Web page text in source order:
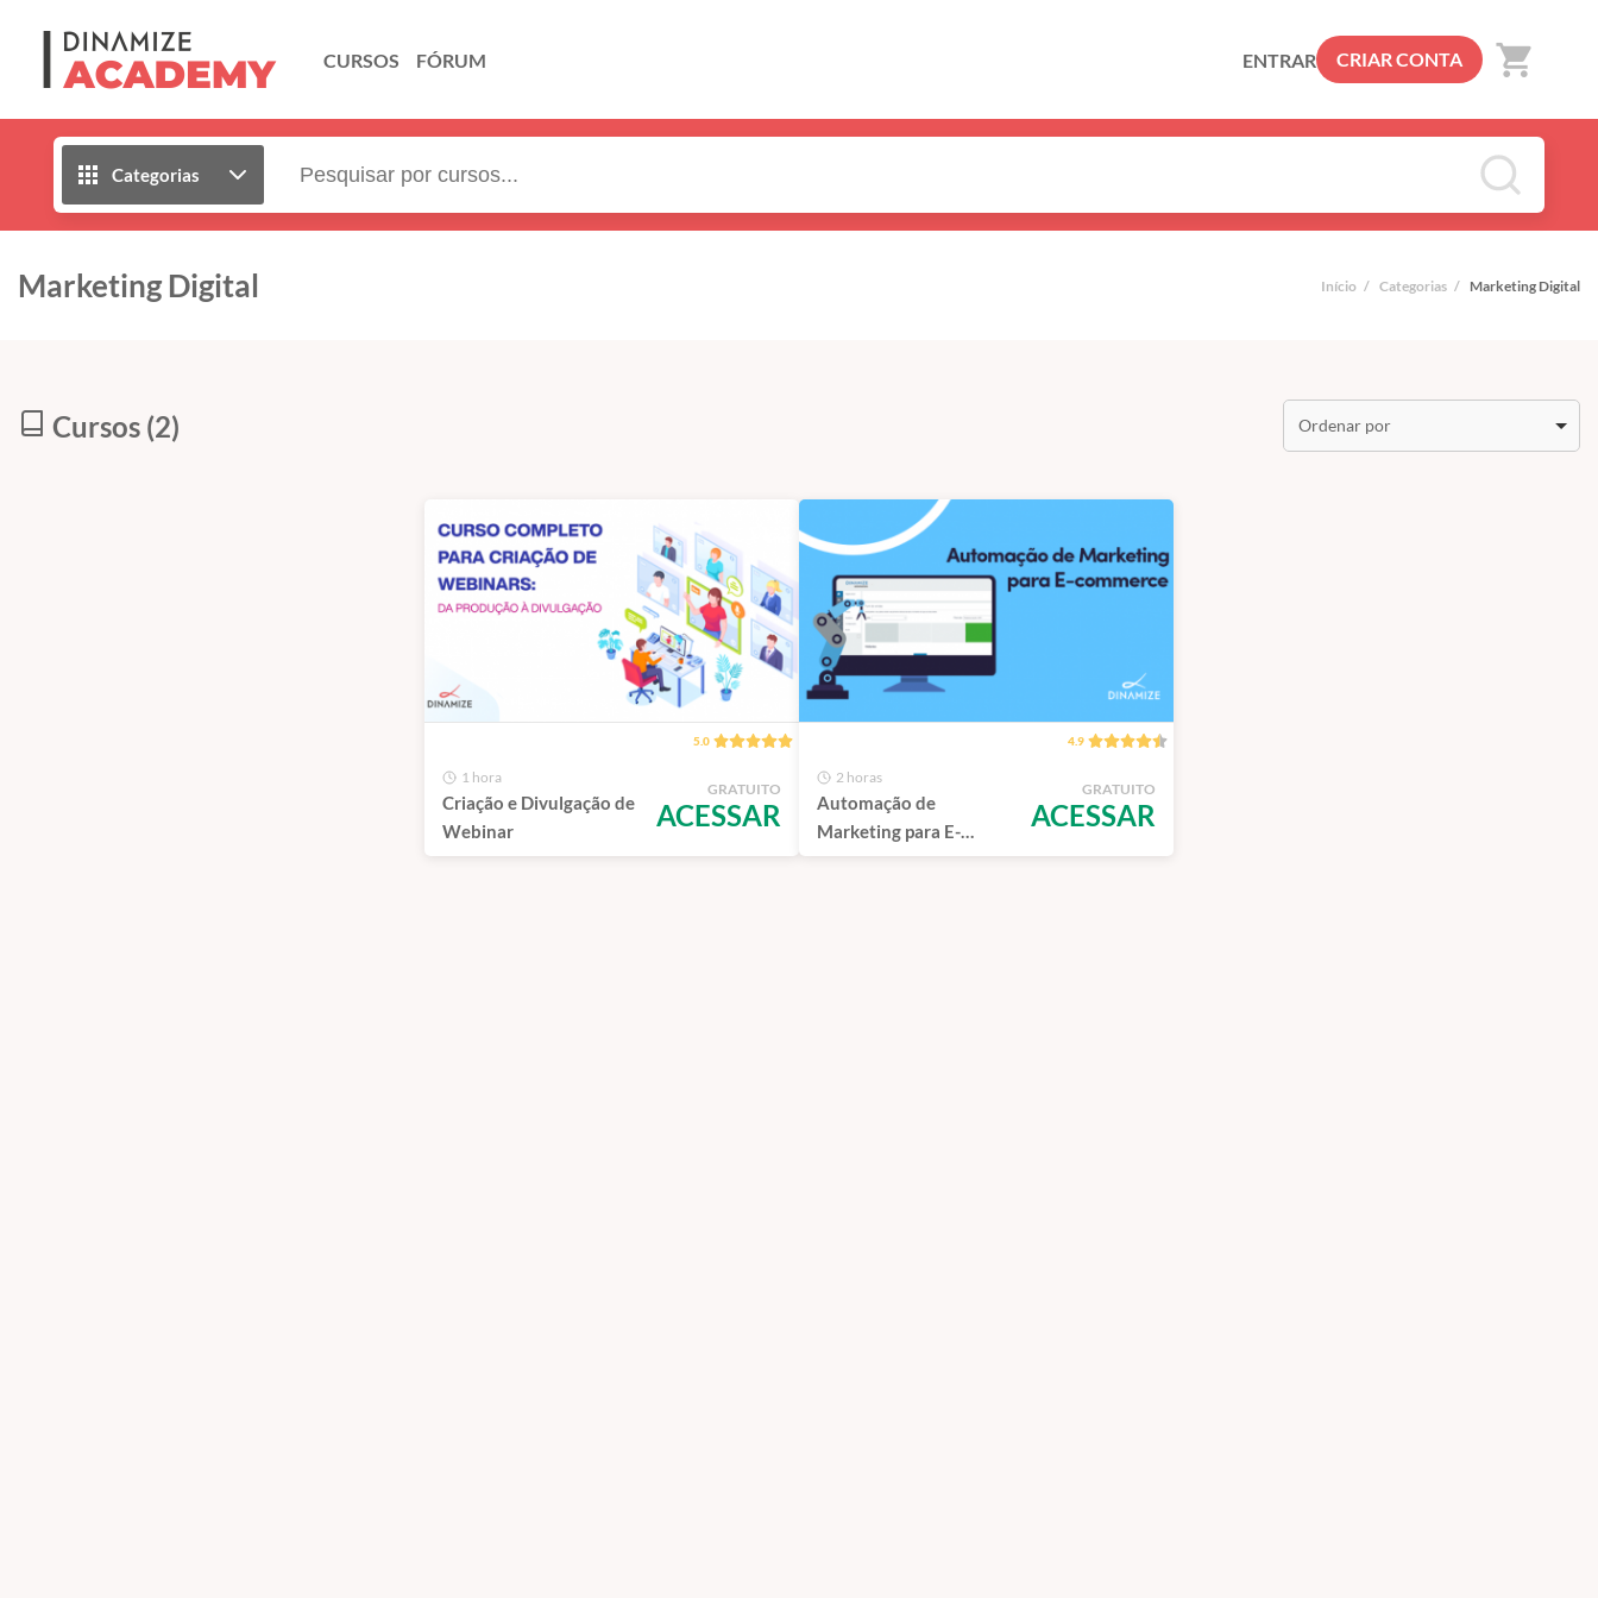
CURSOS FÓRUM ENTRAR CRIAR CONTA shopping_cart
Categorias
Marketing Digital Início / Categorias / Marketing Digital
Cursos (2) Ordenar por
5.0
1 hora
Criação e Divulgação de
Webinar
GRATUITO
ACESSAR
4.9
2 horas
Automação de
Marketing para E-
commerce
GRATUITO
ACESSAR